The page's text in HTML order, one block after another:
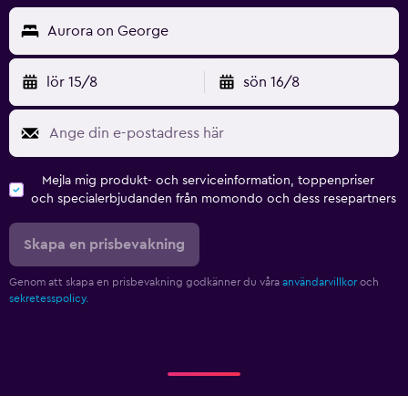
Aurora on George
lör 15/8 sön 16/8
Mejla mig produkt- och serviceinformation, toppenpriser
och specialerbjudanden från momondo och dess resepartners
Skapa en prisbevakning
Genom att skapa en prisbevakning godkänner du våra användarvillkor och
sekretesspolicy.